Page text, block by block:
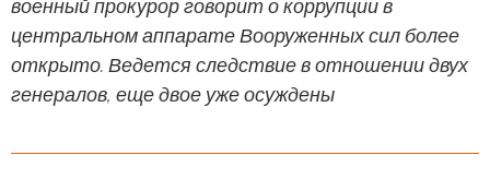
военный прокурор говорит о коррупции в
центральном аппарате Вооруженных сил более
открыто. Ведется следствие в отношении двух
генералов, еще двое уже осуждены